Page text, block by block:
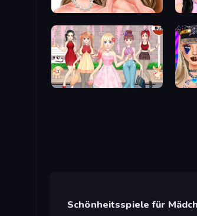
Skinfluencer Beauty Routine
Anime Girls Dress Up Games
Schönheitsspiele für